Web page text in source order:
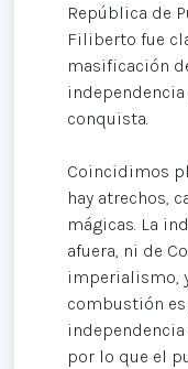
República de
Filiberto fue
masificación
conquista.
Coincidimos
hay atrechos,
mágicas. La
afuera, ni de
imperialismo,
combustión
por lo que el